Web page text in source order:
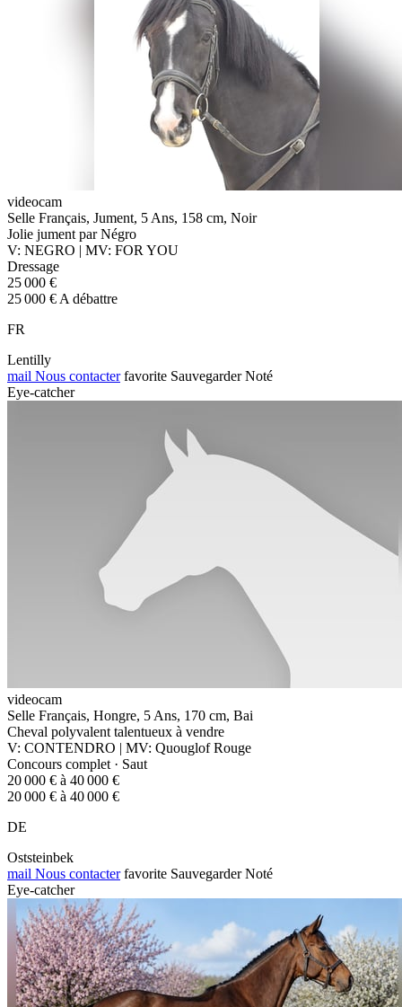
videocam
Selle Français, Jument, 5 Ans, 158 cm, Noir
Jolie jument par Négro
V: NEGRO | MV: FOR YOU
Dressage
25 000 €
25 000 € A débattre
FR
Lentilly
mail Nous contacter favorite Sauvegarder Noté
Eye-catcher
videocam
Selle Français, Hongre, 5 Ans, 170 cm, Bai
Cheval polyvalent talentueux à vendre
V: CONTENDRO | MV: Quouglof Rouge
Concours complet · Saut
20 000 € à 40 000 €
20 000 € à 40 000 €
DE
Oststeinbek
mail Nous contacter favorite Sauvegarder Noté
Eye-catcher